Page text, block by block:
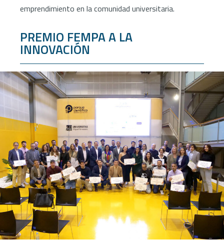
emprendimiento en la comunidad universitaria.
PREMIO FEMPA A LA
INNOVACIÓN